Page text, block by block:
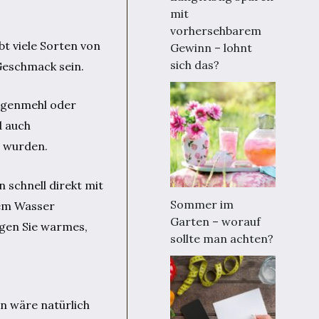
viele Sorten von
sein.
oder
auch
schnell direkt mit
Wasser
Sie warmes,
wäre natürlich
mit
vorhersehbarem
Gewinn – lohnt
sich das?
Sommer im
Garten – worauf
sollte man achten?